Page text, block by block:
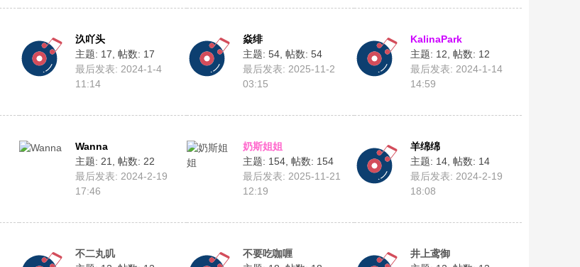
汣吖头
主题: 17 帖数: 17
最后发表: 2024-1-4
11:14
焱绯
主题: 54 帖数: 54
最后发表: 2025-11-2
03:15
KalinaPark
主题: 12 帖数: 12
最后发表: 2024-1-14
14:59
Wanna
主题: 21
帖数: 22
最后发表: 2024-2-19
17:46
奶斯姐姐
主题: 154 帖数: 154
最后发表: 2025-11-21
12:19
羊绵绵
主题: 14 帖数: 14
最后发表: 2024-2-19
18:08
不二丸叽
不要吃咖喱
井上鸢御